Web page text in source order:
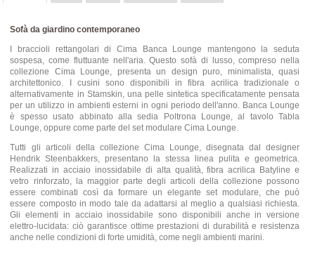
Sofà da giardino contemporaneo
I braccioli rettangolari di Cima Banca Lounge mantengono la seduta
sospesa, come fluttuante nell'aria. Questo sofà di lusso, compreso nella
collezione Cima Lounge, presenta un design puro, minimalista, quasi
architettonico. I cusini sono disponibili in fibra acrilica tradizionale o
alternativamente in Stamskin, una pelle sintetica specificatamente pensata
per un utilizzo in ambienti esterni in ogni periodo dell'anno. Banca Lounge
è spesso usato abbinato alla sedia Poltrona Lounge, al tavolo Tabla
Lounge, oppure come parte del set modulare Cima Lounge.
Tutti gli articoli della collezione Cima Lounge, disegnata dal designer
Hendrik Steenbakkers, presentano la stessa linea pulita e geometrica.
Realizzati in acciaio inossidabile di alta qualità, fibra acrilica Batyline e
vetro rinforzato, la maggior parte degli articoli della collezione possono
essere combinati così da formare un elegante set modulare, che può
essere composto in modo tale da adattarsi al meglio a qualsiasi richiesta.
Gli elementi in acciaio inossidabile sono disponibili anche in versione
elettro-lucidata: ciò garantisce ottime prestazioni di durabilità e resistenza
anche nelle condizioni di forte umidità, come negli ambienti marini.